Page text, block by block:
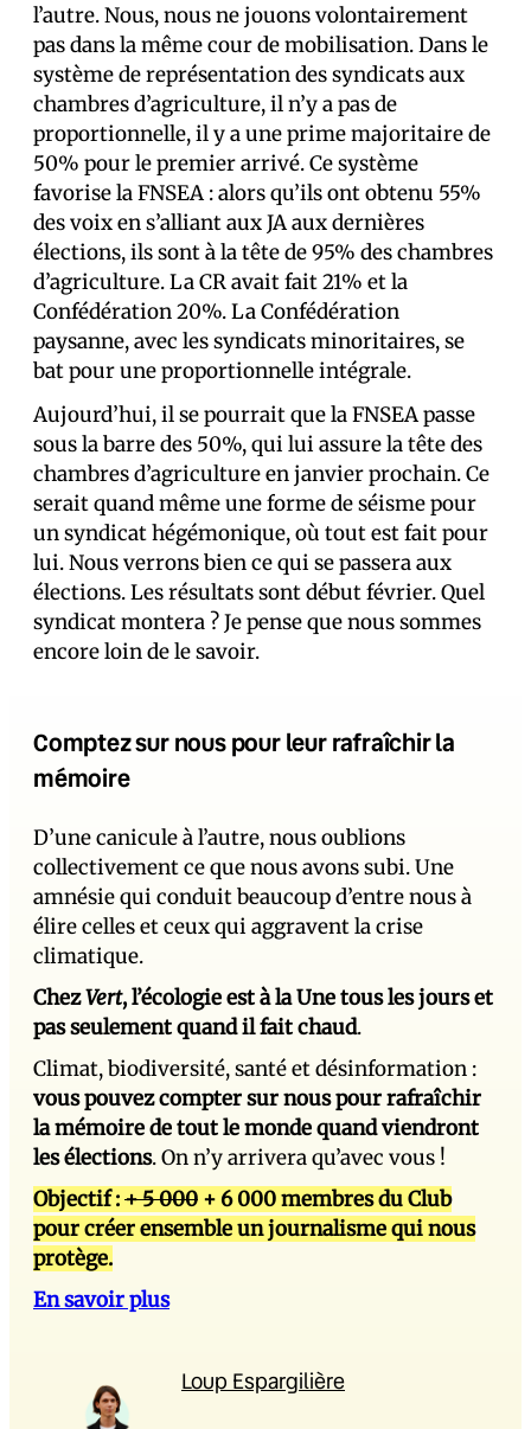
l’autre. Nous, nous ne jouons volontairement
pas dans la même cour de mobilisation. Dans le
système de représentation des syndicats aux
chambres d’agriculture, il n’y a pas de
proportionnelle, il y a une prime majoritaire de
50% pour le premier arrivé. Ce système
favorise la FNSEA : alors qu’ils ont obtenu 55%
des voix en s’alliant aux JA aux dernières
élections, ils sont à la tête de 95% des chambres
d’agriculture. La CR avait fait 21% et la
Confédération 20%. La Confédération
paysanne, avec les syndicats minoritaires, se
bat pour une proportionnelle intégrale.
Aujourd’hui, il se pourrait que la FNSEA passe
sous la barre des 50%, qui lui assure la tête des
chambres d’agriculture en janvier prochain. Ce
serait quand même une forme de séisme pour
un syndicat hégémonique, où tout est fait pour
lui. Nous verrons bien ce qui se passera aux
élections. Les résultats sont début février. Quel
syndicat montera ? Je pense que nous sommes
encore loin de le savoir.
Comptez sur nous pour leur rafraîchir la
mémoire
D’une canicule à l’autre, nous oublions
collectivement ce que nous avons subi. Une
amnésie qui conduit beaucoup d’entre nous à
élire celles et ceux qui aggravent la crise
climatique.
ChezVert, l’écologie est à la Une tous les jours et
pas seulement quand il fait chaud.
Climat, biodiversité, santé et désinformation :
vous pouvez compter sur nous pour rafraîchir
la mémoire de tout le monde quand viendront
les élections. On n’y arrivera qu’avec vous !
Objectif :+ 5 000 + 6 000 membres du Club
pour créer ensemble un journalisme qui nous
protège.
En savoir plus
Loup Espargilière